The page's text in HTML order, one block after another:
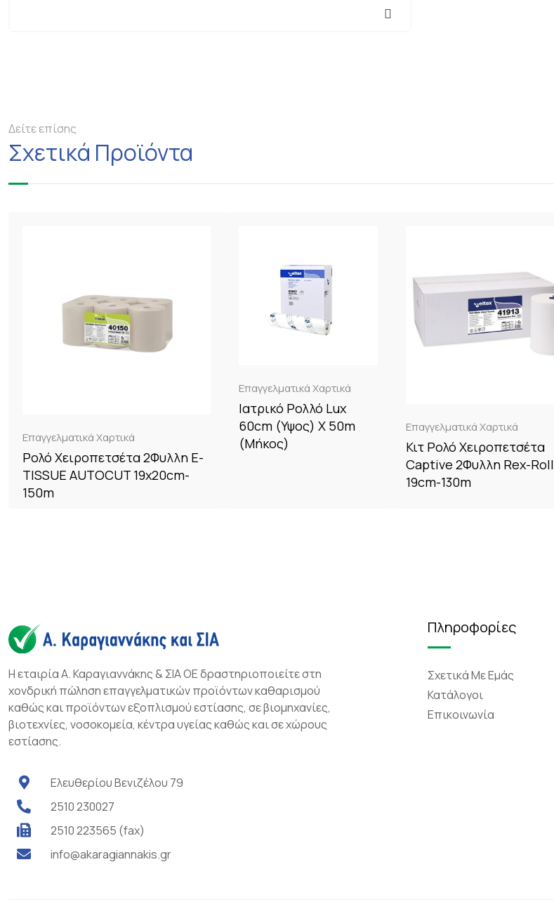
Δείτε επίσης
Σχετικά Προϊόντα
Επαγγελματικά Χαρτικά
Ρολό Χειροπετσέτα 2Φυλλη E-
TISSUE AUTOCUT 19x20cm-
150m
Επαγγελματικά Χαρτικά
Ιατρικό Ρολλό Lux
60cm (Υψος) X 50m
(Μήκος)
Επαγγελματικά Χαρτικά
Κιτ Ρολό Χειροπετσέτα
Captive 2Φυλλη Rex-Roll
19cm-130m
Η εταιρία Α. Καραγιαννάκης & ΣΙΑ ΟΕ δραστηριοποιείτε στη
χονδρική πώληση επαγγελματικών προϊόντων καθαρισμού
καθώς και προϊόντων εξοπλισμού εστίασης, σε βιομηχανίες,
βιοτεχνίες, νοσοκομεία, κέντρα υγείας καθώς και σε χώρους
εστίασης.
Ελευθερίου Βενιζέλου 79
2510 230027
2510 223565 (fax)
info@akaragiannakis.gr
Πληροφορίες
Σχετικά Mε Eμάς
Κατάλογοι
Επικοινωνία